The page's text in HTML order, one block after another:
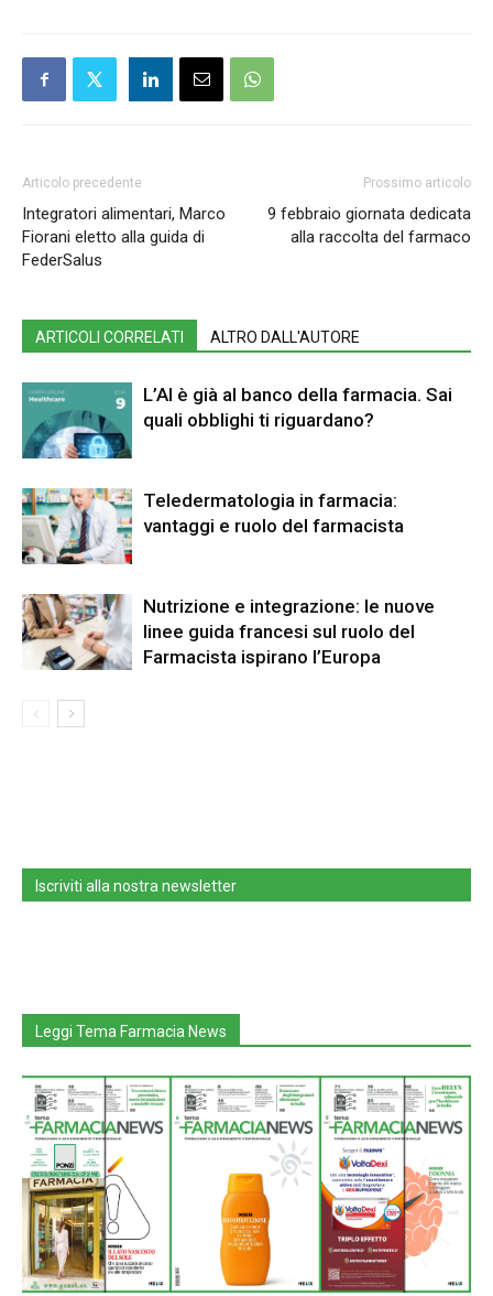
Articolo precedente
Integratori alimentari, Marco
Fiorani eletto alla guida di
FederSalus
Prossimo articolo
9 febbraio giornata dedicata
alla raccolta del farmaco
ARTICOLI CORRELATI ALTRO DALL'AUTORE
L’AI è già al banco della farmacia. Sai
quali obblighi ti riguardano?
Teledermatologia in farmacia:
vantaggi e ruolo del farmacista
Nutrizione e integrazione: le nuove
linee guida francesi sul ruolo del
Farmacista ispirano l’Europa
Iscriviti alla nostra newsletter
Leggi Tema Farmacia News